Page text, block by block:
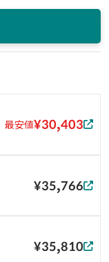
最安値¥30,403
¥35,766
¥35,810